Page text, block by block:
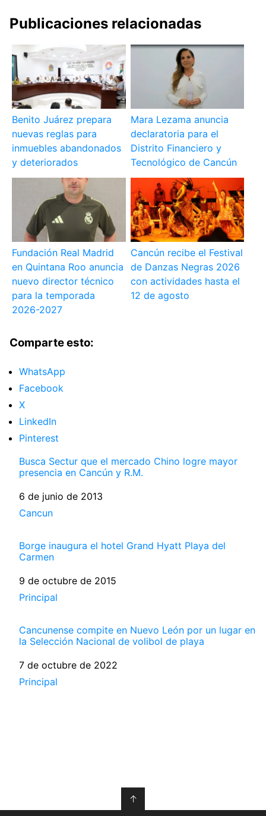
Publicaciones relacionadas
Benito Juárez prepara
nuevas reglas para
inmuebles abandonados
y deteriorados
Mara Lezama anuncia
declaratoria para el
Distrito Financiero y
Tecnológico de Cancún
Fundación Real Madrid
en Quintana Roo anuncia
nuevo director técnico
para la temporada
2026-2027
Cancún recibe el Festival
de Danzas Negras 2026
con actividades hasta el
12 de agosto
Comparte esto:
WhatsApp
Facebook
X
LinkedIn
Pinterest
Busca Sectur que el mercado Chino logre mayor
presencia en Cancún y R.M.
Fecha
6 de junio de 2013
Respecto a
Cancun
Borge inaugura el hotel Grand Hyatt Playa del
Carmen
Fecha
9 de octubre de 2015
Respecto a
Principal
Cancunense compite en Nuevo León por un lugar en
la Selección Nacional de volibol de playa
Fecha
7 de octubre de 2022
Respecto a
Principal
↑